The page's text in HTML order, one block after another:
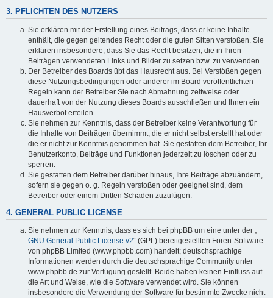
3. PFLICHTEN DES NUTZERS
Sie erklären mit der Erstellung eines Beitrags, dass er keine Inhalte
enthält, die gegen geltendes Recht oder die guten Sitten verstoßen. Sie
erklären insbesondere, dass Sie das Recht besitzen, die in Ihren
Beiträgen verwendeten Links und Bilder zu setzen bzw. zu verwenden.
Der Betreiber des Boards übt das Hausrecht aus. Bei Verstößen gegen
diese Nutzungsbedingungen oder anderer im Board veröffentlichten
Regeln kann der Betreiber Sie nach Abmahnung zeitweise oder
dauerhaft von der Nutzung dieses Boards ausschließen und Ihnen ein
Hausverbot erteilen.
Sie nehmen zur Kenntnis, dass der Betreiber keine Verantwortung für
die Inhalte von Beiträgen übernimmt, die er nicht selbst erstellt hat oder
die er nicht zur Kenntnis genommen hat. Sie gestatten dem Betreiber, Ihr
Benutzerkonto, Beiträge und Funktionen jederzeit zu löschen oder zu
sperren.
Sie gestatten dem Betreiber darüber hinaus, Ihre Beiträge abzuändern,
sofern sie gegen o. g. Regeln verstoßen oder geeignet sind, dem
Betreiber oder einem Dritten Schaden zuzufügen.
4. GENERAL PUBLIC LICENSE
Sie nehmen zur Kenntnis, dass es sich bei phpBB um eine unter der „
GNU General Public License v2“ (GPL) bereitgestellten Foren-Software
von phpBB Limited (www.phpbb.com) handelt; deutschsprachige
Informationen werden durch die deutschsprachige Community unter
www.phpbb.de zur Verfügung gestellt. Beide haben keinen Einfluss auf
die Art und Weise, wie die Software verwendet wird. Sie können
insbesondere die Verwendung der Software für bestimmte Zwecke nicht